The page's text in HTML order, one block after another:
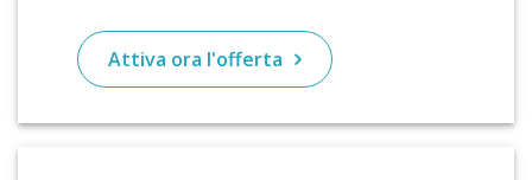
Attiva ora l'offerta